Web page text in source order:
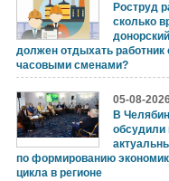
Роструд
сколько
должен отдыхать работник
часовыми сменами?
05-08-
В
обсудили
по формированию
цикла в регионе